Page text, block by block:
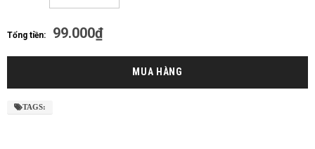
Tổng tiền: 99.000₫
TAGS: